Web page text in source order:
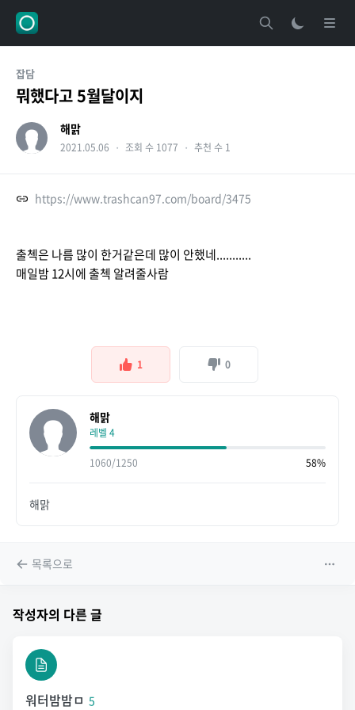
잡담
뭐했다고 5월달이지
해맑
2021.05.06 ・ 조회 수 1077 ・ 추천 수 1
https://www.trashcan97.com/board/3475
출첵은 나름 많이 한거같은데 많이 안했네...........
매일밤 12시에 출첵 알려줄사람
1 0
해맑
레벨 4
1060/1250 58%
해맑
목록으로
작성자의 다른 글
워터밤밤ㅁ 5